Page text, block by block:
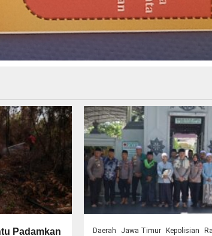
Padamkan Daerah Jawa Timur Kepolisian